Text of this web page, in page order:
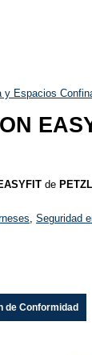
y Espacios
de
, Seguridad
de Conformidad